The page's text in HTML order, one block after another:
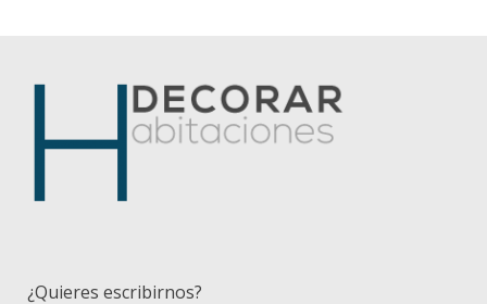
¿Quieres escribirnos?